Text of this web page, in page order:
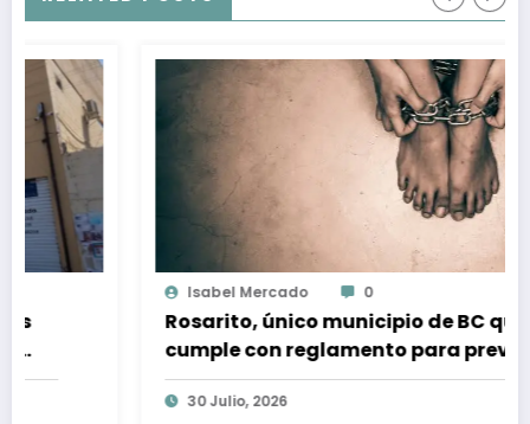
Isabel Mercado 0
Rosarito, único municipio de BC que
cumple con reglamento para prevenir
y sancionar la trata de personas
30 Julio, 2026